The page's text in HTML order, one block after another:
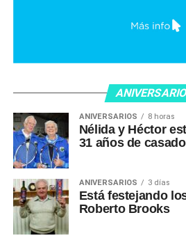
ANIVERSARIOS 8 horas
Nélida y Héctor
31 años de
ANIVERSARIOS 3 días
Está festejando
Roberto Brooks